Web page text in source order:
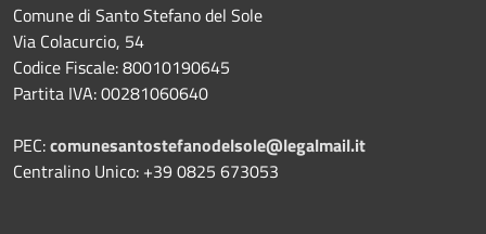
Comune di Santo Stefano del Sole
Via Colacurcio, 54
Codice Fiscale: 80010190645
Partita IVA: 00281060640
PEC:comunesantostefanodelsole@legalmail.it
Centralino Unico: +39 0825 673053